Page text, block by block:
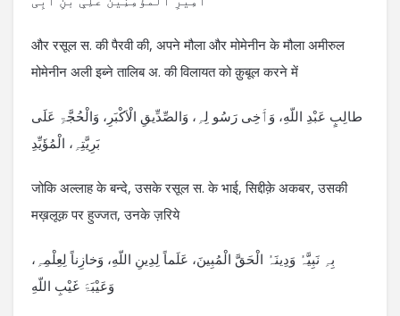
और रसूल स. की पैरवी की, अपने मौला और मोमेनीन के मौला अमीरुल
मोमेनीन अली इब्ने तालिब अ. की विलायत को क़ुबूल करने में
طالِبٍ عَبْدِ اللّهِ، وَٲَخِی رَسُو لِہِ، وَالصِّدِّیقِ الْاَکْبَرِ، وَالْحُجَّۃِ عَلَی
بَرِیَّتِہِ، الْمُؤَیِّدِ
जोकि अल्लाह के बन्दे, उसके रसूल स. के भाई, सिद्दीक़े अकबर, उसकी
मख़लूक़ पर हुज्जत, उनके ज़रिये
بِہِ نَبِیَّہُ وَدِینَہُ الْحَقَّ الْمُبِینَ، عَلَماً لِدِینِ اللّهِ، وَخازِناً لِعِلْمِہِ،
وَعَیْبَۃَ غَیْبِ اللّهِ